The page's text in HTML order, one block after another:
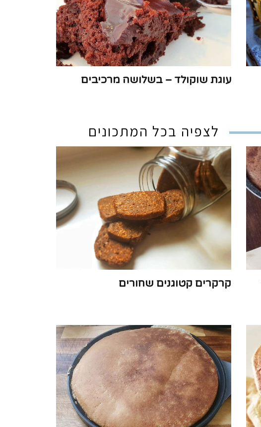
עוגת שוקולד – בשלושה מרכיבים
לצפיה בכל המתכונים
קרקרים קטוגנים שחורים